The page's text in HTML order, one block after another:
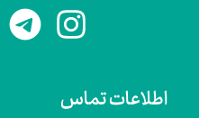
اطلاعات تماس